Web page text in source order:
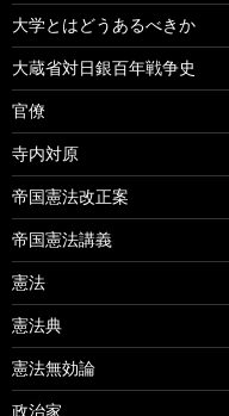
大学とはどうあるべきか
大蔵省対日銀百年戦争史
官僚
寺内対原
帝国憲法改正案
帝国憲法講義
憲法
憲法典
憲法無効論
政治家